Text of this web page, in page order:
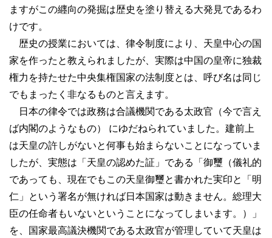
ますがこの纒向の発掘は歴史を塗り替える大発見であるわ
けです。
歴史の授業においては、律令制度により、天皇中心の国
家を作ったと教えられましたが、実際は中国の皇帝に独裁
権力を持たせた中央集権国家の法制度とは、呼び名は同じ
でもまったく非なるものと言えます。
日本の律令では政務は合議機関である太政官（今で言え
ば内閣のようなもの） にゆだねられていました。建前上
は天皇の許しがないと何事も始まらないことになっていま
したが、実態は「天皇の認めた証」である「御璽（儀礼的
であっても、現在でもこの天皇御璽と書かれた実印と「明
仁」という署名が無ければ日本国家は動きません。総理大
臣の任命者もいないということになってしまいます。）」
を、国家最高議決機関である太政官が管理していて天皇は